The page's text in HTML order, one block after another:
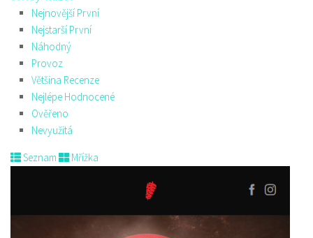
Nejnovější První
Nejstarší První
Náhodný
Provoz
Většina Recenze
Nejlépe Hodnocené
Ověřeno
Nevyužitá
Seznam Mřížka